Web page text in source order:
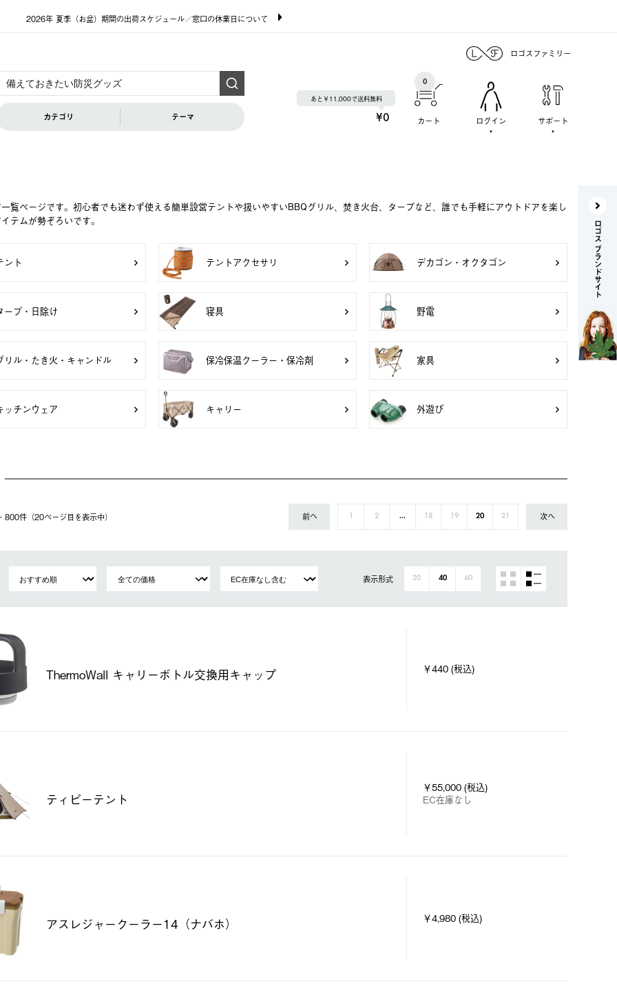
2026年 夏季（お盆）期間の出荷スケジュール／窓口の休業日について
ロゴスファミリー
カテゴリ テーマ
あと￥11,000で送料無料
¥0 カート
0
ログイン サポート
覧ページです。初心者でも迷わず使える簡単設営テントや扱いやすいBBQグリル、焚き火台、タープなど、誰でも手軽にアウトドアを楽し
テムが勢ぞろいです。
ント テントアクセサリ デカゴン・オクタゴン
ープ・日除け 寝具 野電
リル・たき火・キャンドル 保冷保温クーラー・保冷剤 家具
ッチンウェア キャリー 外遊び
件（20ページ⽬を表⽰中） 前へ 1 2 ... 18 19 20 21 次へ
表示形式 20 40 60
ThermoWall キャリーボトル交換用キャップ ￥440 (税込)
ティピーテント
￥55,000 (税込)
EC在庫なし
アスレジャークーラー14（ナバホ） ￥4,980 (税込)
ロゴス ブランドサイト